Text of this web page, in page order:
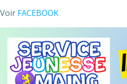
Voir FACEBOOK